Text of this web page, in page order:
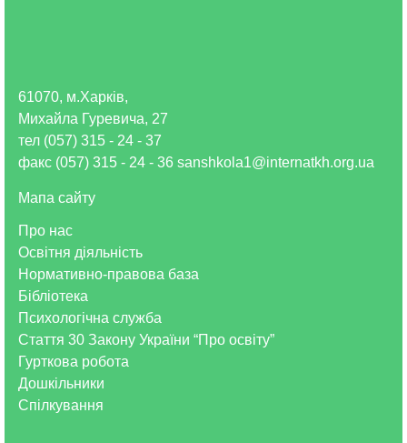
Про нас
Освітня діяльність
Нормативно-правова база
Бібліотека
Психологічна служба
Стаття 30 Закону України “Про освіту”
Гурткова робота
Дошкільники
Спілкування
61070, м.Харків,
Михайла Гуревича, 27
тел (057) 315 - 24 - 37
факс (057) 315 - 24 - 36 sanshkola1@internatkh.org.ua
Мапа сайту